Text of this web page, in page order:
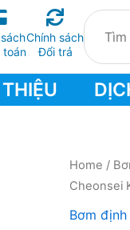
toán
Chính sách
Đổi trả
Home /
Cheonsei
Bơm